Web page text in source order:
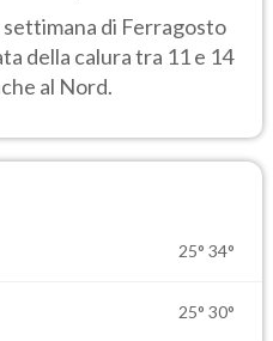
di Ferragosto
della calura tra 11 e 14
al Nord.
25° 34°
25° 30°